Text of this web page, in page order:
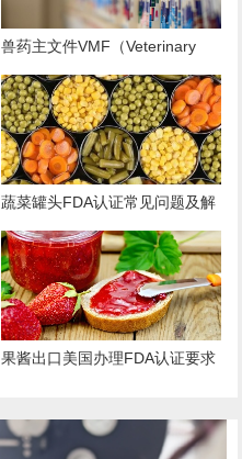
兽药主文件VMF（Veterinary
Master Files）注册办理指南
蔬菜罐头FDA认证常见问题及解
决方案
果酱出口美国办理FDA认证要求